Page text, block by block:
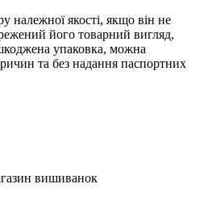
належної якості, якщо він не
його товарний вигляд,
упаковка, можна
та без надання паспортних
вишиванок